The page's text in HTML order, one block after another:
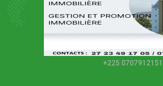
+225 0707912151